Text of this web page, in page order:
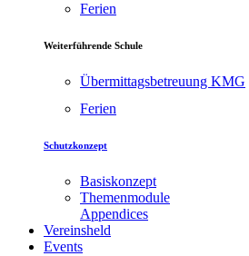
Ferien
Weiterführende Schule
Übermittagsbetreuung KMG
Ferien
Schutzkonzept
Basiskonzept
Themenmodule
Appendices
Vereinsheld
Events